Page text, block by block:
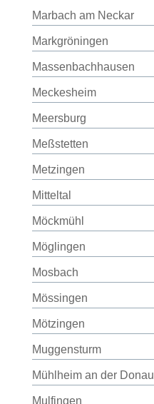
Marbach am Neckar
Markgröningen
Massenbachhausen
Meckesheim
Meersburg
Meßstetten
Metzingen
Mitteltal
Möckmühl
Möglingen
Mosbach
Mössingen
Mötzingen
Muggensturm
Mühlheim an der Donau
Mulfingen